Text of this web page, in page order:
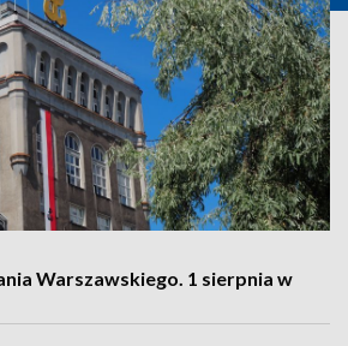
Warszawskiego. 1 sierpnia w